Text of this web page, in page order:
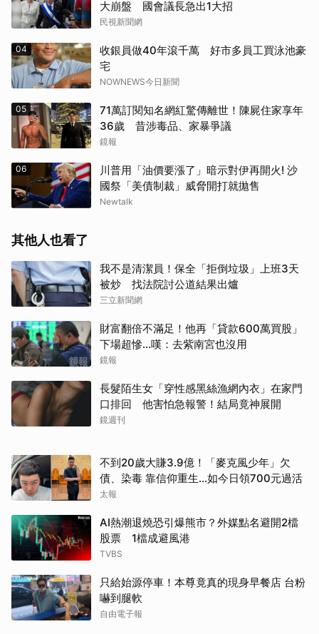
大崩盤 國會議長急出1大招
民視新聞網
04
收銀員做40年滾千萬 好市多員工買泳池豪
宅
NOWNEWS今日新聞
05
71萬訂閱知名網紅驚傳離世！陳屍住家享年
36歲 昔涉毒品、家暴爭議
鏡報
06
川普用「油價要漲了」暗示對伊再開火! 沙
國祭「美債制裁」威脅開打就拋售
Newtalk
其他人也看了
我不是清潔員！保全「拒倒垃圾」上班3天
被炒 找法院討公道結果出爐
三立新聞網
財富翻倍不滿足！他再「貸款600萬買股」
下場超慘...嘆：去紫南宮也沒用
鏡報
長髮陌生女「穿性感黑絲漁網內衣」在家門
口排回 他害怕急報警！結局竟神展開
鏡週刊
不到20歲大賺3.9億！「麥克風少年」欠
債、染毒 靠信仰重生...如今日領700元過活
太報
AI熱潮退燒恐引爆熊市？外媒點名避開2檔
股票 1檔成避風港
TVBS
只給始源停車！本尊竟真的現身早餐店 台粉
嚇到腿軟
自由電子報